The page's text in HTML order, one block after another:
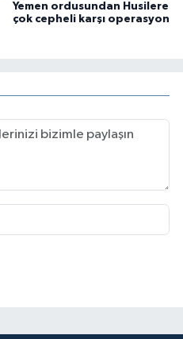
Yemen ordusundan Husilere
çok cepheli karşı operasyon